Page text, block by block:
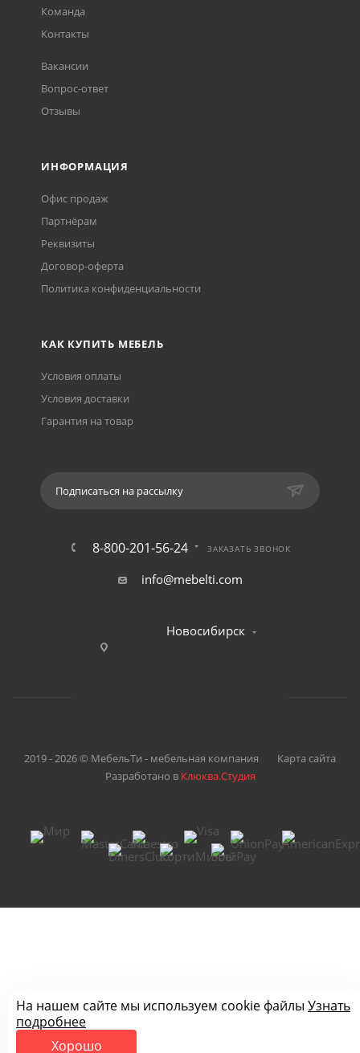
Команда
Контакты
Вакансии
Вопрос-ответ
Отзывы
ИНФОРМАЦИЯ
Офис продаж
Партнёрам
Реквизиты
Договор-оферта
Политика конфиденциальности
КАК КУПИТЬ МЕБЕЛЬ
Условия оплаты
Условия доставки
Гарантия на товар
Подписаться на рассылку
8-800-201-56-24 ЗАКАЗАТЬ ЗВОНОК
info@mebelti.com
Новосибирск
2019 - 2026 © МебельТи - мебельная компания
Карта сайта
Разработано в Клюква.Студия
На нашем сайте мы используем cookie файлы Узнать
подробнее
Хорошо